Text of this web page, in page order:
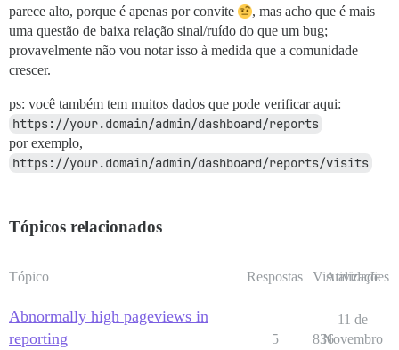
parece alto, porque é apenas por convite
, mas acho que é mais
uma questão de baixa relação sinal/ruído do que um bug;
provavelmente não vou notar isso à medida que a comunidade
crescer.
ps: você também tem muitos dados que pode verificar aqui:
https://your.domain/admin/dashboard/reports
por exemplo,
https://your.domain/admin/dashboard/reports/visits
Tópicos relacionados
Tópico Respostas Visualizações
Atividade
Abnormally high pageviews in
reporting
5 836
11 de
Novembro